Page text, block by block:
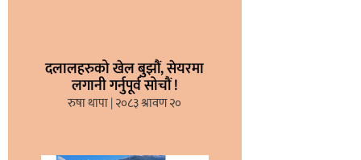
दलालहरुको खेल बुझौं, सेयरमा
लगानी गर्नुपूर्व सोचौं !
रुषा थापा २०८३ श्रावण २०